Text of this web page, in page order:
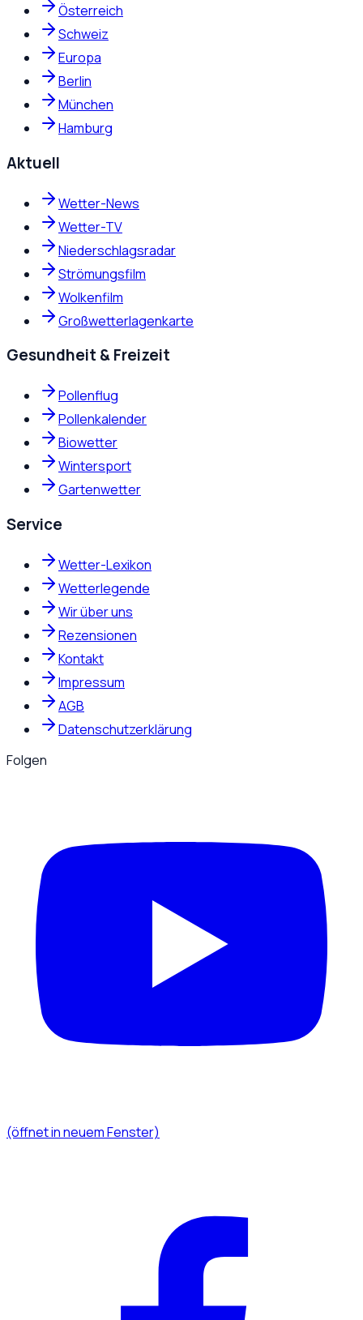
Österreich
Schweiz
Europa
Berlin
München
Hamburg
Aktuell
Wetter-News
Wetter-TV
Niederschlagsradar
Strömungsfilm
Wolkenfilm
Großwetterlagenkarte
Gesundheit & Freizeit
Pollenflug
Pollenkalender
Biowetter
Wintersport
Gartenwetter
Service
Wetter-Lexikon
Wetterlegende
Wir über uns
Rezensionen
Kontakt
Impressum
AGB
Datenschutzerklärung
Folgen
(öffnet in neuem Fenster)